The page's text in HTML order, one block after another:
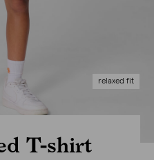
relaxed fit
T-shirt